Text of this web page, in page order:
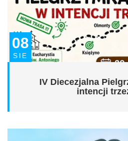
08
SIE
IV Diecezjalna
intencji